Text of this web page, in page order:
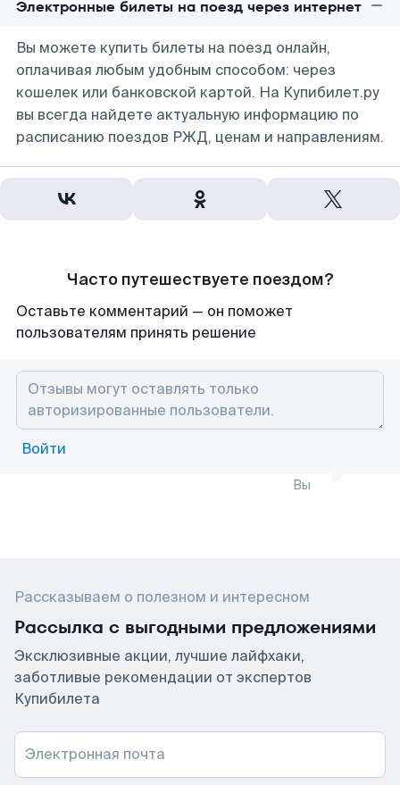
Электронные билеты на поезд через интернет
Вы можете купить билеты на поезд онлайн,
оплачивая любым удобным способом: через
кошелек или банковской картой. На Купибилет.ру
вы всегда найдете актуальную информацию по
расписанию поездов РЖД, ценам и направлениям.
Часто путешествуете поездом?
Оставьте комментарий — он поможет
пользователям принять решение
Войти
Вы
Рассказываем о полезном и интересном
Рассылка с выгодными предложениями
Эксклюзивные акции, лучшие лайфхаки,
заботливые рекомендации от экспертов
Купибилета
Электронная почта